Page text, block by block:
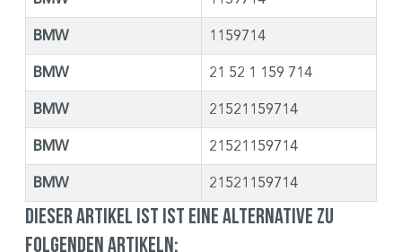
BMW 1159714
BMW 21 52 1 159 714
BMW 21521159714
BMW 21521159714
BMW 21521159714
Dieser Artikel ist ist eine Alternative zu
folgenden Artikeln: